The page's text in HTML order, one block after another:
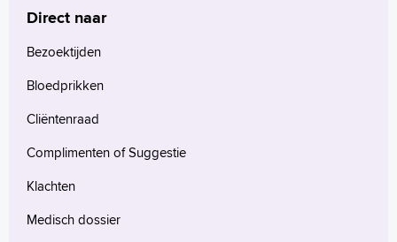
Direct naar
Bezoektijden
Bloedprikken
Cliëntenraad
Complimenten of Suggestie
Klachten
Medisch dossier